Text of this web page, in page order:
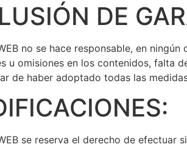
DE
no se hace responsable, en
u omisiones en los contenidos, falta
de haber adoptado todas las
WEB se reserva el derecho de